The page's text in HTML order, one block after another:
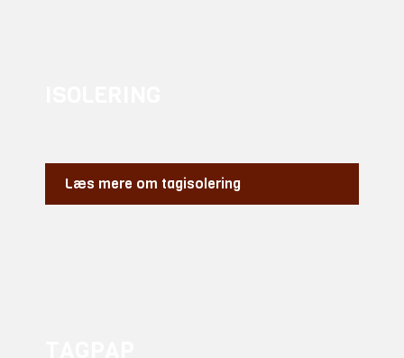
Læs mere om tagisolering